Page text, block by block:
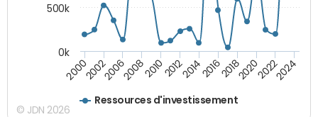
Ressources d'investissement
200020022006200820102012201420162018202020222024
0k
500k
© JDN 2026